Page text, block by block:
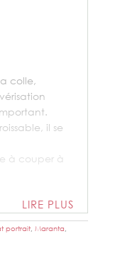
colle,
il se
à couper à
LIRE PLUS
portrait, Maranta,